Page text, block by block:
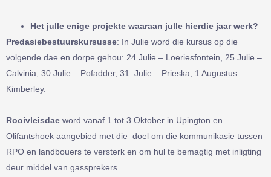
Het julle enige projekte waaraan julle hierdie jaar werk?
Predasiebestuurskursusse: In Julie word die kursus op die
volgende dae en dorpe gehou: 24 Julie – Loeriesfontein, 25 Julie –
Calvinia, 30 Julie – Pofadder, 31 Julie – Prieska, 1 Augustus –
Kimberley.
Rooivleisdae word vanaf 1 tot 3 Oktober in Upington en
Olifantshoek aangebied met die doel om die kommunikasie tussen
RPO en landbouers te versterk en om hul te bemagtig met inligting
deur middel van gassprekers.